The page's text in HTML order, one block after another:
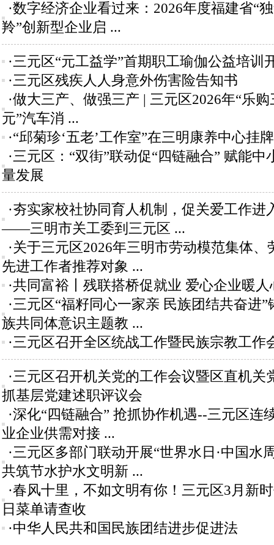
·数字经济企业看过来：2026年度福建省“
羚”创新型企业启 ...
·三元区“元工益学”首期职工瑜伽公益培训
·三元区残疾人人身意外伤害险告知书
·做大三产、做强三产 | 三元区2026年“乐购
元”汽车消 ...
·“邱菊珍‘五老’工作室”在三明康养中心挂
·三元区：“双街”联动促“四链融合” 赋能中
量发展
·夯实家校社协同育人机制，促关爱工作进
——三明市关工委到三元区 ...
·关于三元区2026年三明市劳动模范集体、
先进工作者推荐对象 ...
·共同富裕丨残联搭桥促就业 爱心企业暖人
·三元区“福籽同心一家亲 民族团结共奋进”
族共同体意识主题教 ...
·三元区召开全区统战工作暨民族宗教工作
·三元区召开机关党的工作会议暨区直机关
抓基层党建述职评议会
·深化“四链融合” 抢抓协作机遇--三元区连
业企业供需对接 ...
·三元区多部门联动开展“世界水日·中国水
共筑节水护水文明新 ...
·春风十里，不如文明有你！三元区3月新
日菜单请查收
·中华人民共和国民族团结进步促进法